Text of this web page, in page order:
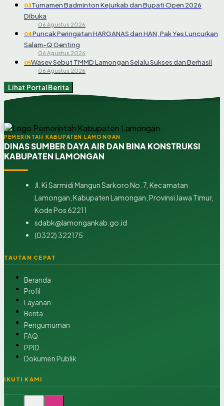
03Turnamen Badminton Kejurkab dan Bupati Open 2026
Dibuka
06 Agustus 2026
04Puncak Peringatan HARGANAS dan HAN, Pak Yes Luncurkan
Salam-Q Genting
06 Agustus 2026
05Wasev Sebut TMMD Lamongan Selalu Sukses dan Berhasil
06 Agustus 2026
Lihat Portal Berita
PEMERINTAH KABUPATEN LAMONGAN
DINAS SUMBER DAYA AIR DAN BINA KONSTRUKSI
KABUPATEN LAMONGAN
Jl. Ki Sarmidi Mangun Sarkoro No. 7, Kecamatan
Lamongan, Kabupaten Lamongan, Provinsi Jawa Timur,
Kode Pos 62211
sdabk@lamongankab.go.id
(0322) 322175
TAUTAN CEPAT
Beranda
Profil
Layanan
Berita
Pengumuman
FAQ
PPID
Dokumen Publik
IKUTI KAMI